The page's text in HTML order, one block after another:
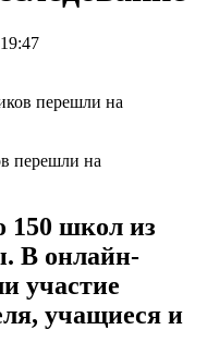
перешли на
150 школ из
В онлайн-
участие
учащиеся и